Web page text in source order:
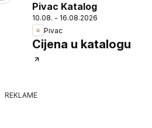
Pivac Katalog
10.08. - 16.08.2026
Pivac
Cijena u katalogu
REKLAME